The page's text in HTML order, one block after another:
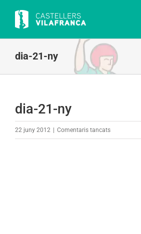
content
dia-21-ny
dia-21-ny
22 juny 2012 Comentaris tancatsa